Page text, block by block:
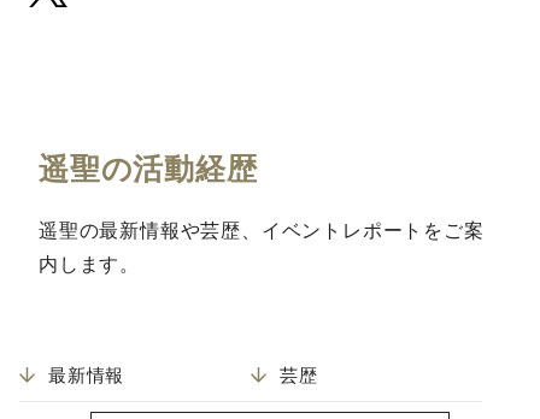
遥聖の活動経歴
遥聖の最新情報や芸歴、イベントレポートをご案
内します。
最新情報 芸歴